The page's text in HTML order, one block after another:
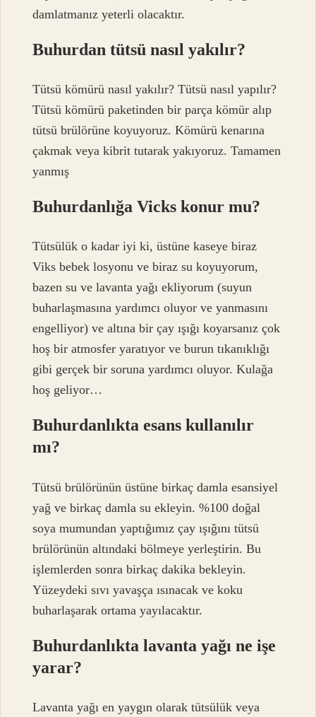
damlatmanız yeterli olacaktır.
Buhurdan tütsü nasıl yakılır?
Tütsü kömürü nasıl yakılır? Tütsü nasıl yapılır?
Tütsü kömürü paketinden bir parça kömür alıp
tütsü brülörüne koyuyoruz. Kömürü kenarına
çakmak veya kibrit tutarak yakıyoruz. Tamamen
yanmış
Buhurdanlığa Vicks konur mu?
Tütsülük o kadar iyi ki, üstüne kaseye biraz
Viks bebek losyonu ve biraz su koyuyorum,
bazen su ve lavanta yağı ekliyorum (suyun
buharlaşmasına yardımcı oluyor ve yanmasını
engelliyor) ve altına bir çay ışığı koyarsanız çok
hoş bir atmosfer yaratıyor ve burun tıkanıklığı
gibi gerçek bir soruna yardımcı oluyor. Kulağa
hoş geliyor…
Buhurdanlıkta esans kullanılır
mı?
Tütsü brülörünün üstüne birkaç damla esansiyel
yağ ve birkaç damla su ekleyin. %100 doğal
soya mumundan yaptığımız çay ışığını tütsü
brülörünün altındaki bölmeye yerleştirin. Bu
işlemlerden sonra birkaç dakika bekleyin.
Yüzeydeki sıvı yavaşça ısınacak ve koku
buharlaşarak ortama yayılacaktır.
Buhurdanlıkta lavanta yağı ne işe
yarar?
Lavanta yağı en yaygın olarak tütsülük veya